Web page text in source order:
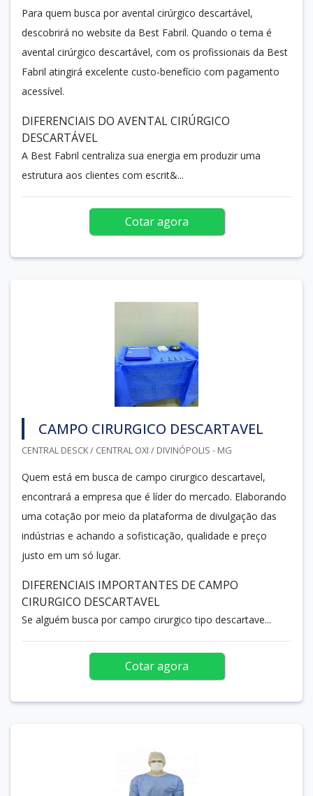
Para quem busca por avental cirúrgico descartável,
descobrirá no website da Best Fabril. Quando o tema é
avental cirúrgico descartável, com os profissionais da Best
Fabril atingirá excelente custo-benefício com pagamento
acessível.
DIFERENCIAIS DO AVENTAL CIRÚRGICO
DESCARTÁVEL
A Best Fabril centraliza sua energia em produzir uma
estrutura aos clientes com escrit&...
Cotar agora
CAMPO CIRURGICO DESCARTAVEL
CENTRAL DESCK / CENTRAL OXI / DIVINÓPOLIS - MG
Quem está em busca de campo cirurgico descartavel,
encontrará a empresa que é líder do mercado. Elaborando
uma cotação por meio da plataforma de divulgação das
indústrias e achando a sofisticação, qualidade e preço
justo em um só lugar.
DIFERENCIAIS IMPORTANTES DE CAMPO
CIRURGICO DESCARTAVEL
Se alguém busca por campo cirurgico tipo descartave...
Cotar agora